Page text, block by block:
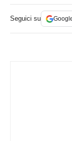
Seguici su